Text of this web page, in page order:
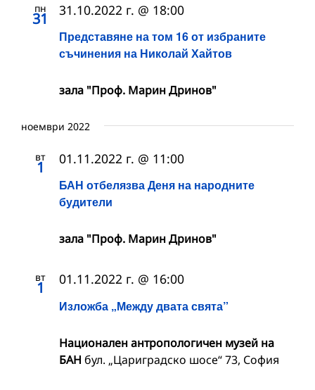
пн
31
Представяне на том 16 от избраните
съчинения на Николай Хайтов
31.10.2022 г. @ 18:00
зала "Проф. Марин Дринов"
ноември 2022
вт
1
БАН отбелязва Деня на народните
будители
01.11.2022 г. @ 11:00
зала "Проф. Марин Дринов"
вт
1
Изложба „Между двата свята”
01.11.2022 г. @ 16:00
Национален антропологичен музей на
БАН бул. „Цариградско шосе“ 73, София